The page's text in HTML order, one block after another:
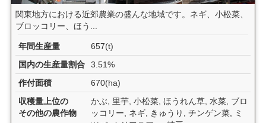
関東地方における近郊農業の盛んな地域です。ネギ、小松菜、
ブロッコリー、ほう...
年間生産量
657(t)
国内の生産量割合
3.51%
作付面積
670(ha)
収穫量上位の
その他の農作物
かぶ, 里芋, 小松菜, ほうれん草, 水菜, ブロ
ッコリー, ネギ, きゅうり, チンゲン菜, ミ